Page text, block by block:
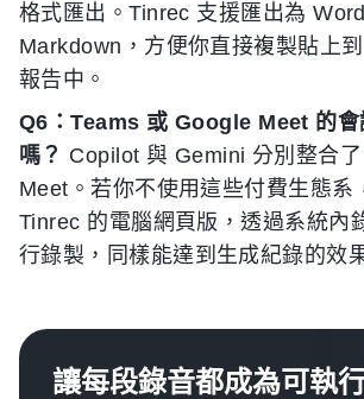
格式匯出。Tinrec 支援匯出為
Markdown，方便你直接複製貼上
報告中。
Q6：Teams 或 Google Meet 的會
嗎？ Copilot 與 Gemini 分別整合
Meet。若你不使用這些付費生態系
Tinrec 的電腦網頁版，透過系統內
行錄製，同樣能達到生成紀錄的效
讓每段錄音都成為可執